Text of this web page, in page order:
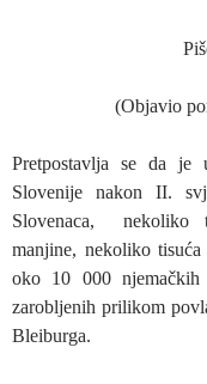
(Objavio
Pretpostavlja se da je
Slovenije nakon II.
Slovenaca, nekoliko
manjine, nekoliko
oko 10 000 njemačkih
zarobljenih prilikom
Bleiburga.